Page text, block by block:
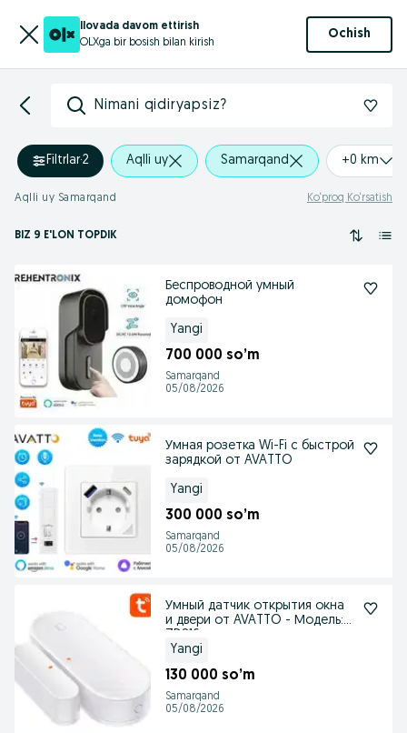
Ilovada davom ettirish
OLXga bir bosish bilan kirish
Ochish
Nimani qidiryapsiz?
Filtrlar·2 Aqlli uy Samarqand +0 km
Aqlli uy Samarqand Ko‘proq Ko‘rsatish
BIZ 9 E'LON TOPDIK
Беспроводной умный
домофон
Yangi
700 000 so’m
Samarqand
05/08/2026
Умная розетка Wi-Fi с быстрой
зарядкой от AVATTO
Yangi
300 000 so’m
Samarqand
05/08/2026
Умный датчик открытия окна
и двери от AVATTO - Модель:
Yangi
130 000 so’m
Samarqand
05/08/2026